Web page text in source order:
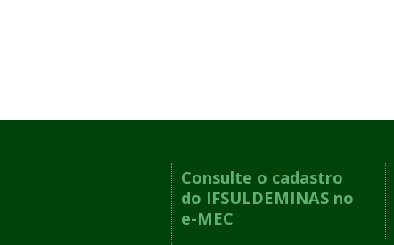
Consulte o cadastro
do IFSULDEMINAS no
e-MEC